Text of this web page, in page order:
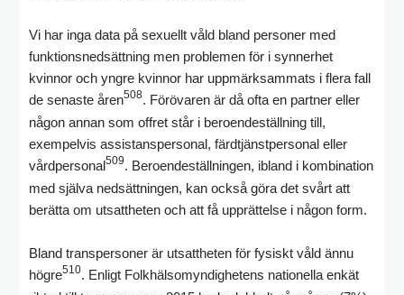
Vi har inga data på sexuellt våld bland personer med
funktionsnedsättning men problemen för i synnerhet
kvinnor och yngre kvinnor har uppmärksammats i flera fall
de senaste åren508. Förövaren är då ofta en partner eller
någon annan som offret står i beroendeställning till,
exempelvis assistanspersonal, färdtjänstpersonal eller
vårdpersonal509. Beroendeställningen, ibland i kombination
med själva nedsättningen, kan också göra det svårt att
berätta om utsattheten och att få upprättelse i någon form.
Bland transpersoner är utsattheten för fysiskt våld ännu
högre510. Enligt Folkhälsomyndighetens nationella enkät